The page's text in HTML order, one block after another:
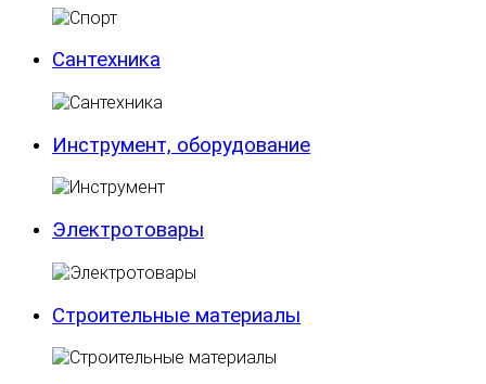
Сантехника
Инструмент, оборудование
Электротовары
Строительные материалы